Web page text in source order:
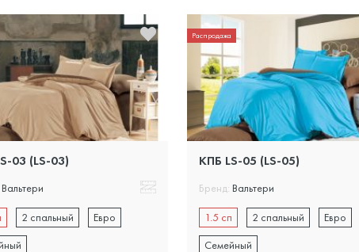
03 (LS-03)
Вальтери
2 спальный
Евро
Распродажа
КПБ LS-05 (LS-05)
Бренд: Вальтери
1.5 сп 2 спальный
Евро
Семейный